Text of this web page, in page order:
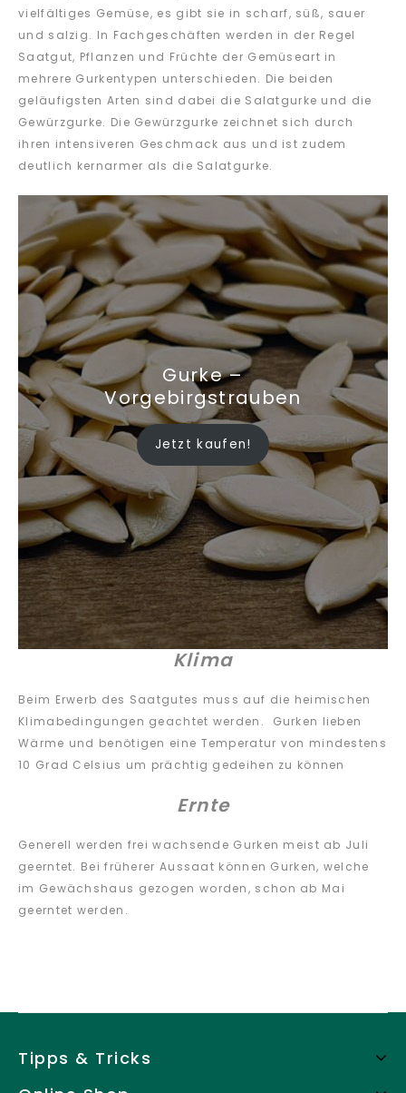
vielfältiges Gemüse, es gibt sie in scharf, süß, sauer
und salzig. In Fachgeschäften werden in der Regel
Saatgut, Pflanzen und Früchte der Gemüseart in
mehrere Gurkentypen unterschieden. Die beiden
geläufigsten Arten sind dabei die Salatgurke und die
Gewürzgurke. Die Gewürzgurke zeichnet sich durch
ihren intensiveren Geschmack aus und ist zudem
deutlich kernarmer als die Salatgurke.
Gurke –
Vorgebirgstrauben
Jetzt kaufen!
Klima
Beim Erwerb des Saatgutes muss auf die heimischen
Klimabedingungen geachtet werden. Gurken lieben
Wärme und benötigen eine Temperatur von mindestens
10 Grad Celsius um prächtig gedeihen zu können
Ernte
Generell werden frei wachsende Gurken meist ab Juli
geerntet. Bei früherer Aussaat können Gurken, welche
im Gewächshaus gezogen worden, schon ab Mai
geerntet werden.
Tipps & Tricks